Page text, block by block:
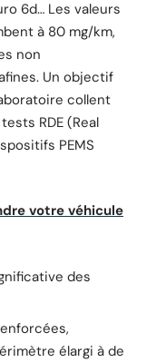
6d… Les valeurs
à 80 mg/km,
non
Un objectif
collent
RDE (Real
PEMS
votre véhicule
des
élargi à de